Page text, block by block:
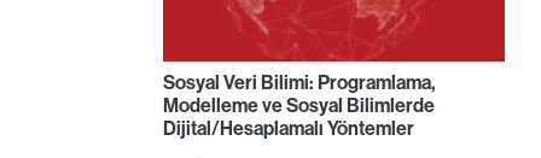
Sosyal Veri Bilimi: Programlama,
Modelleme ve Sosyal Bilimlerde
Dijital/Hesaplamalı Yöntemler